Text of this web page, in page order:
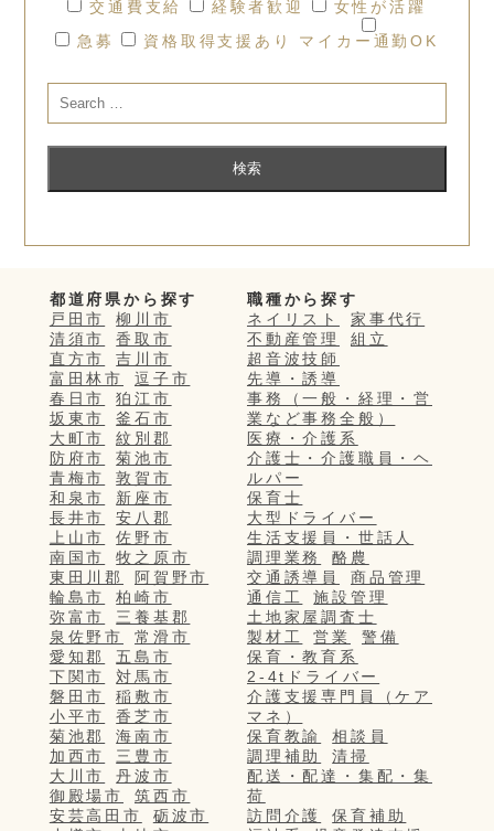
交通費支給 経験者歓迎
女性が活躍
急募
資格取得支援あり マイカー通勤OK
都道府県から探す
戸田市
柳川市
清須市
香取市
直方市
吉川市
富田林市
逗子市
春日市
狛江市
坂東市
釜石市
大町市
紋別郡
防府市
菊池市
青梅市
敦賀市
和泉市
新座市
長井市
安八郡
上山市
佐野市
南国市
牧之原市
東田川郡
阿賀野市
輪島市
柏崎市
弥富市
三養基郡
泉佐野市
常滑市
愛知郡
五島市
下関市
対馬市
磐田市
稲敷市
小平市
香芝市
菊池郡
海南市
加西市
三豊市
大川市
丹波市
御殿場市
筑西市
安芸高田市
砺波市
職種から探す
ネイリスト
家事代行
不動産管理
組立
超音波技師
先導・誘導
事務（一般・経理・営
業など事務全般）
医療・介護系
介護士・介護職員・ヘ
ルパー
保育士
大型ドライバー
生活支援員・世話人
調理業務
酪農
交通誘導員
商品管理
通信工
施設管理
土地家屋調査士
製材工
営業
警備
保育・教育系
2-4tドライバー
介護支援専門員（ケア
マネ）
保育教諭
相談員
調理補助
清掃
配送・配達・集配・集
荷
訪問介護
保育補助